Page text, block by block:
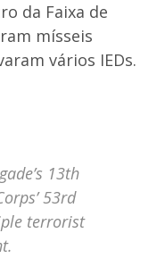
da Faixa de
mísseis
vários IEDs.
13th
53rd
terrorist